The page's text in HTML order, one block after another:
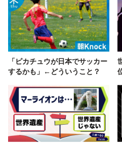
「ピカチュウが日本でサッカー
するかも」←どういうこと？